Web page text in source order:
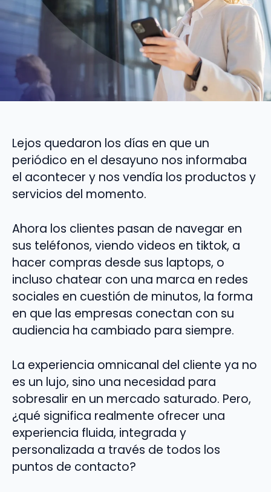
Lejos quedaron los días en que un
periódico en el desayuno nos informaba
el acontecer y nos vendía los productos y
servicios del momento.
Ahora los clientes pasan de navegar en
sus teléfonos, viendo videos en tiktok, a
hacer compras desde sus laptops, o
incluso chatear con una marca en redes
sociales en cuestión de minutos, la forma
en que las empresas conectan con su
audiencia ha cambiado para siempre.
La experiencia omnicanal del cliente ya no
es un lujo, sino una necesidad para
sobresalir en un mercado saturado. Pero,
¿qué significa realmente ofrecer una
experiencia fluida, integrada y
personalizada a través de todos los
puntos de contacto?